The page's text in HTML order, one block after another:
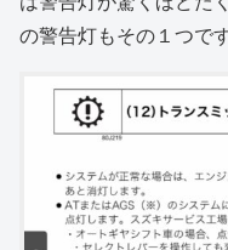
の警告灯もその１つで